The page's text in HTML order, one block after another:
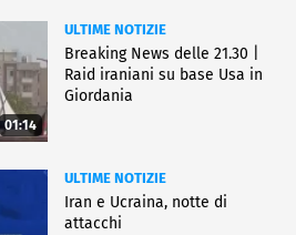
01:14
ULTIME NOTIZIE
Breaking News delle 21.30 |
Raid iraniani su base Usa in
Giordania
ULTIME NOTIZIE
Iran e Ucraina, notte di
attacchi